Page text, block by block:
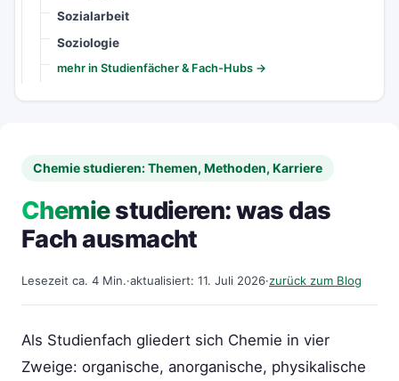
Sozialarbeit
Soziologie
mehr in Studienfächer & Fach-Hubs →
Chemie studieren: Themen, Methoden, Karriere
Chemiestudieren: was das
Fach ausmacht
Lesezeit ca. 4 Min.·aktualisiert: 11. Juli 2026·zurück zum Blog
Als Studienfach gliedert sich Chemie in vier
Zweige: organische, anorganische, physikalische